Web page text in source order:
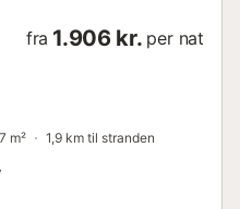
fra 1.906 kr. per nat
m² 1,9 km til stranden